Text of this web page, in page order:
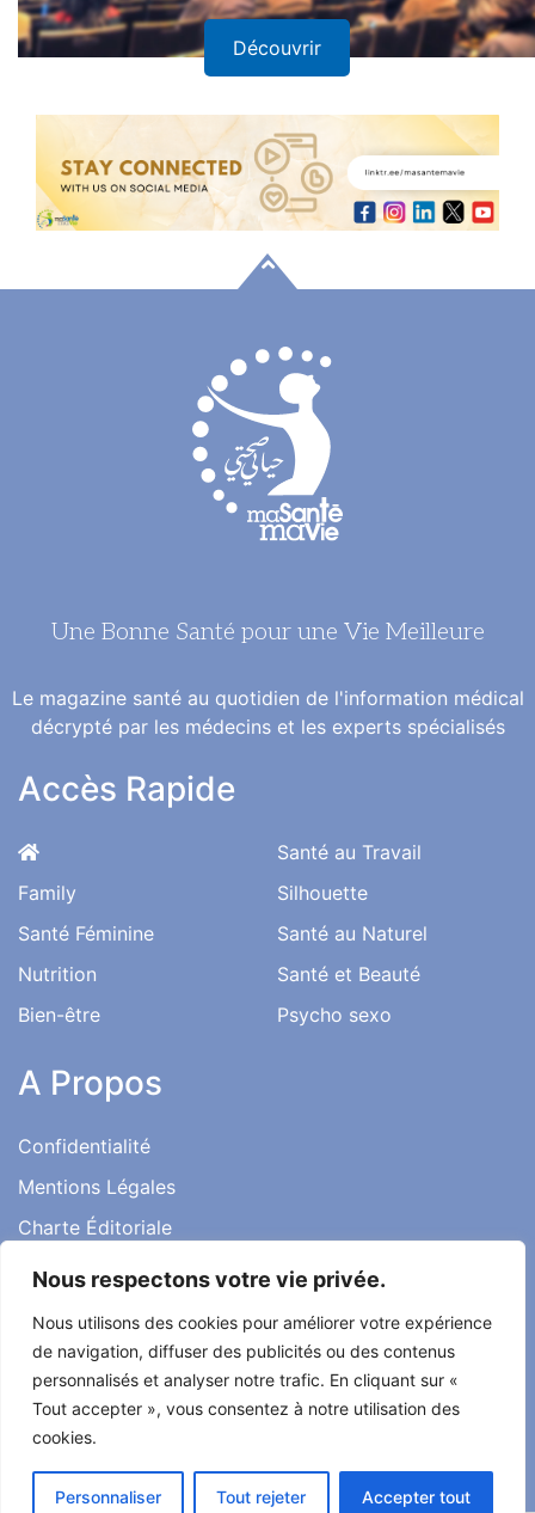
Nous respectons votre vie privée.
Nous utilisons des cookies pour améliorer votre expérience
de navigation, diffuser des publicités ou des contenus
personnalisés et analyser notre trafic. En cliquant sur «
Tout accepter », vous consentez à notre utilisation des
cookies.
Personnaliser Tout rejeter Accepter tout
Découvrir
Une Bonne Santé pour une Vie Meilleure
Le magazine santé au quotidien de l'information médical
décrypté par les médecins et les experts spécialisés
Accès Rapide
Family
Santé Féminine
Nutrition
Bien-être
Santé au Travail
Silhouette
Santé au Naturel
Santé et Beauté
Psycho sexo
A Propos
Confidentialité
Mentions Légales
Charte Éditoriale
Conditions d’utilisation
Témoignages
Tout droit réservé ma santé ma vie 2022
Développé parAlcomnet